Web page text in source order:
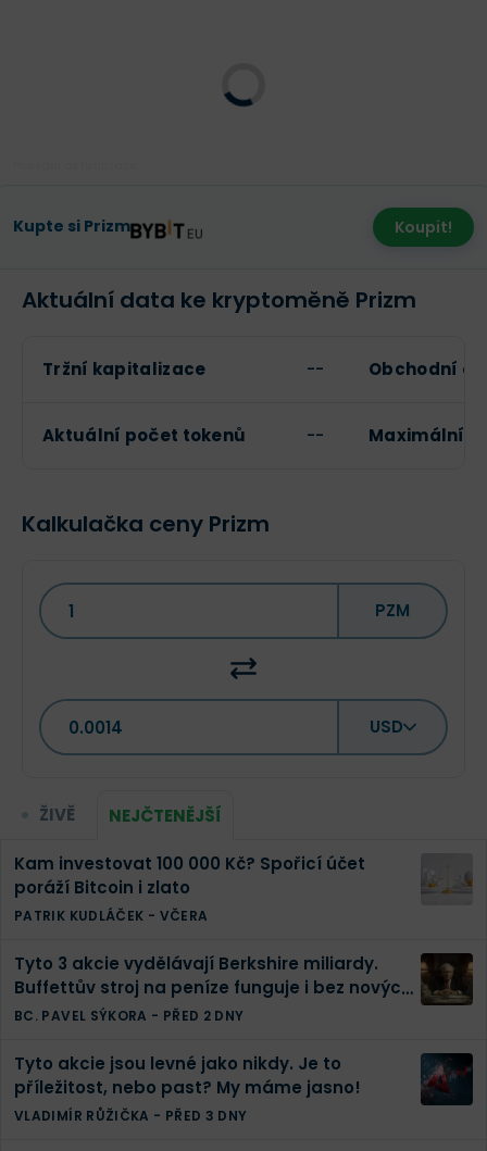
Kupte si Prizm Koupit!
Aktuální data ke kryptoměně Prizm
Tržní kapitalizace -- Obchodní
Aktuální počet tokenů -- Maximální
Kalkulačka ceny Prizm
PZM
USD
ŽIVĚ NEJČTENĚJŠÍ
Kam investovat 100 000 Kč? Spořicí účet
poráží Bitcoin i zlato
PATRIK KUDLÁČEK - VČERA
Tyto 3 akcie vydělávají Berkshire miliardy.
Buffettův stroj na peníze funguje i bez nových
investic
BC. PAVEL SÝKORA - PŘED 2 DNY
Tyto akcie jsou levné jako nikdy. Je to
příležitost, nebo past? My máme jasno!
VLADIMÍR RŮŽIČKA - PŘED 3 DNY